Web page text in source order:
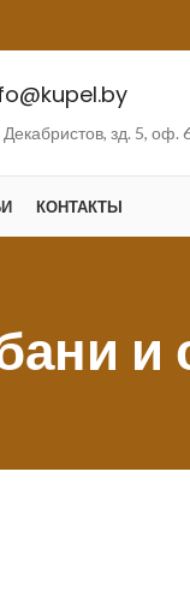
Декабристов, зд. 5, оф.
КОНТАКТЫ
и